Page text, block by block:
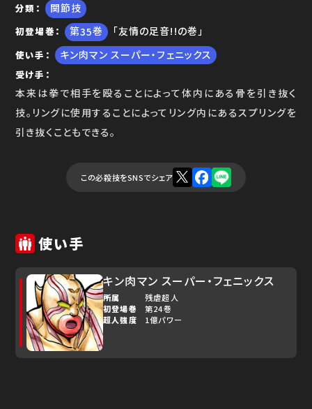
分類 関節技
初登場巻 35 「友情の足音!!の巻」
使い手 キン肉マン スーパー・フェニックス
受け手
本来は拳で相手を殴ることによって体内にある骨を引き抜く
技。リングに使用することによってリング内にあるスプリングを
引き抜くこともできる。
この必殺技をSNSでシェア
使い手
キン肉マン スーパー・フェニックス
所属
残虐超人
初登場巻
第24巻
超人強度
1億パワー